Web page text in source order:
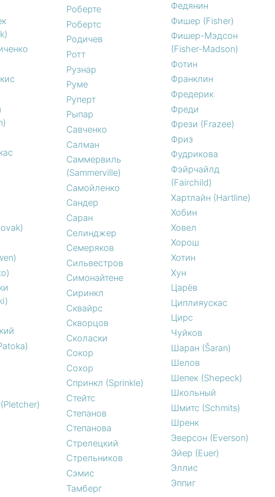
Роберте
Робертс
Родичев
Ротт
Рузнар
Руме
Руперт
Рыпар
Савченко
Салман
Саммервиль
(Sammerville)
Самойленко
Сандер
Саран
Селинджер
Семеряков
Сильвестров
Симонайтене
Сиринкл
Сквайрс
Скворцов
Сколаски
Сокор
Сохор
Спринкл (Sprinkle)
Стейтс
Степанов
Степанова
Стрелецкий
Стрельников
Сэмис
Тамберг
Федянин
Фишер (Fisher)
Фишер-Мэдсон
(Fisher-Madson)
Фотин
Франклин
Фредерик
Фреди
Фрези (Frazee)
Фриз
Фудрикова
Фэйрчайлд
(Fairchild)
Хартлайн (Hartline)
Хобин
Ховел
Хорош
Хотин
Хун
Царёв
Циплияускас
Цирс
Чуйков
Шаран (Šaran)
Шелов
Шепек (Shepeck)
Школьный
Шмитс (Schmits)
Шренк
Эверсон (Everson)
Эйер (Euer)
Эллис
Эппиг